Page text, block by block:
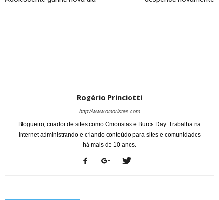
Rogério Princiotti
http://www.omoristas.com
Blogueiro, criador de sites como Omoristas e Burca Day. Trabalha na
internet administrando e criando conteúdo para sites e comunidades
há mais de 10 anos.